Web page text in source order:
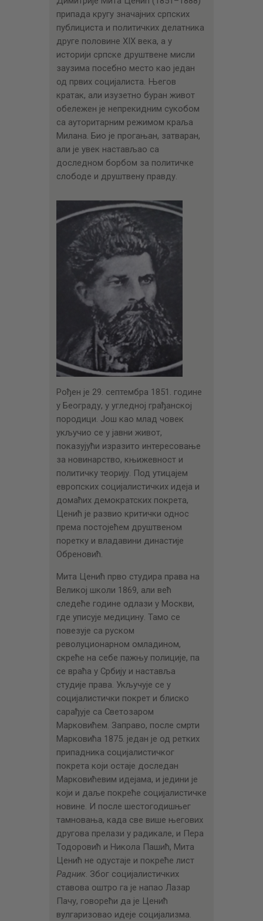
ЦЕНОВНИК
ПИСМО
припада кругу значајних српских
публициста и политичких делатника
друге половине XIX века, а у
историји српске друштвене мисли
заузима посебно место као један
од првих социјалиста. Његов
кратак, али изузетно буран живот
обележен је непрекидним сукобом
са ауторитарним режимом краља
Милана. Био је прогањан, затваран,
али је увек настављао са
доследном борбом за политичке
слободе и друштвену правду.
Рођен је 29. септембра 1851. године
у Београду, у угледној грађанској
породици. Још као млад човек
укључио се у јавни живот,
показујући изразито интересовање
за новинарство, књижевност и
политичку теорију. Под утицајем
европских социјалистичких идеја и
домаћих демократских покрета,
Ценић је развио критички однос
према постојећем друштвеном
поретку и владавини династије
Обреновић.
Мита Ценић прво студира права на
Великој школи 1869, али већ
следеће године одлази у Москви,
где уписује медицину. Тамо се
повезује са руском
револуционарном омладином,
скреће на себе пажњу полиције, па
се враћа у Србију и наставља
студије права. Укључује се у
социјалистички покрет и блиско
сарађује са Светозаром
Марковићем. Заправо, после смрти
Марковића 1875. један је од ретких
припадника социјалистичког
покрета који остаје доследан
Марковићевим идејама, и једини је
који и даље покреће социјалистичке
новине. И после шестогодишњег
тамновања, када све више његових
другова прелази у радикале, и Пера
Тодоровић и Никола Пашић, Мита
Ценић не одустаје и покреће лист
Радник. Због социјалистичких
ставова оштро га је напао Лазар
Пачу, говорећи да је Ценић
вулгаризовао идеје социјализма.